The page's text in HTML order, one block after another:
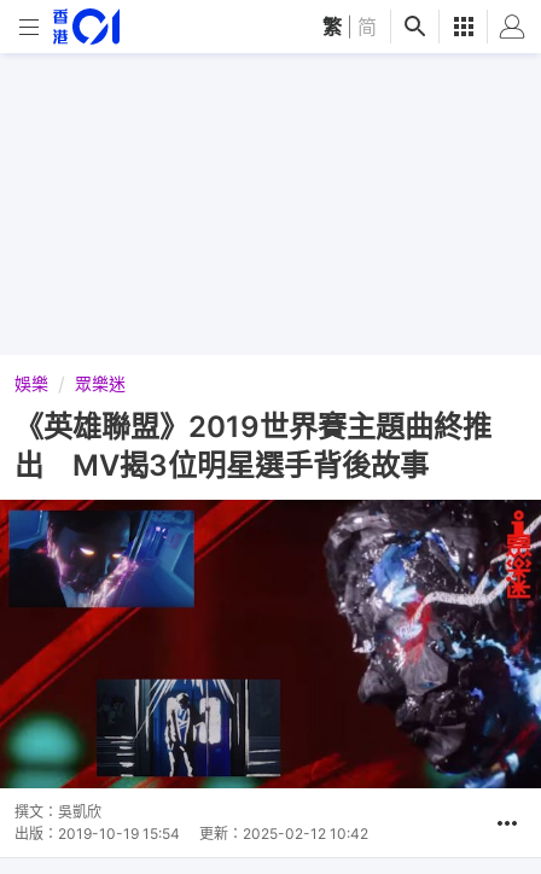
繁 简
娛樂 眾樂迷
《英雄聯盟》2019世界賽主題曲終推
出 MV揭3位明星選手背後故事
撰文： 吳凱欣
出版： 2019-10-19 15:54 更新： 2025-02-12 10:42